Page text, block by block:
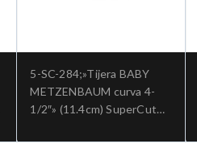
5-SC-284;»Tijera BABY
METZENBAUM curva 4-
1/2″» (11.4cm) SuperCut
general